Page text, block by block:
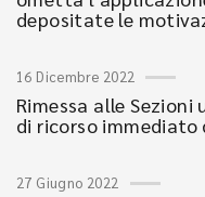
depositate le
16 Dicembre 2022
Rimessa alle
di ricorso immediato
27 Giugno 2022